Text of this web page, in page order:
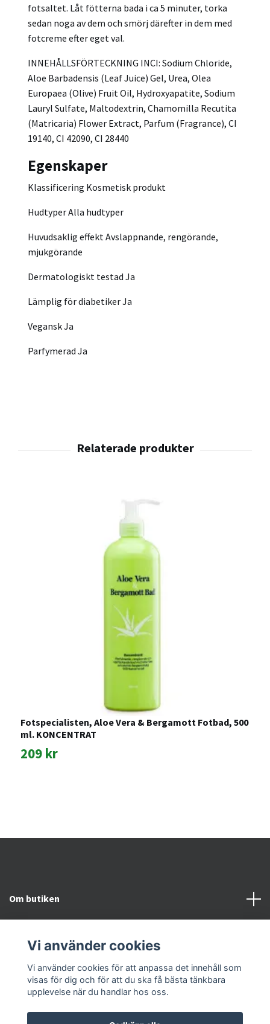
fotsaltet. Låt fötterna bada i ca 5 minuter, torka
sedan noga av dem och smörj därefter in dem med
fotcreme efter eget val.
INNEHÅLLSFÖRTECKNING INCI: Sodium Chloride,
Aloe Barbadensis (Leaf Juice) Gel, Urea, Olea
Europaea (Olive) Fruit Oil, Hydroxyapatite, Sodium
Lauryl Sulfate, Maltodextrin, Chamomilla Recutita
(Matricaria) Flower Extract, Parfum (Fragrance), CI
19140, CI 42090, CI 28440
Egenskaper
Klassificering Kosmetisk produkt
HudtyperAlla hudtyper
Huvudsaklig effektAvslappnande, rengörande,
mjukgörande
Dermatologiskt testad Ja
Lämplig för diabetikerJa
VeganskJa
Parfymerad Ja
Fotspecialisten, Aloe Vera & Bergamott Fotbad, 500
ml. KONCENTRAT
209 kr
Om butiken
Snabblänkar
Vi använder cookies
Vi använder cookies för att anpassa det innehåll som
visas för dig och för att du ska få bästa tänkbara
upplevelse när du handlar hos oss.